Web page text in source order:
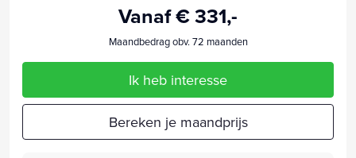
Vanaf € 331,-
Maandbedrag obv. 72 maanden
Ik heb interesse
Bereken je maandprijs